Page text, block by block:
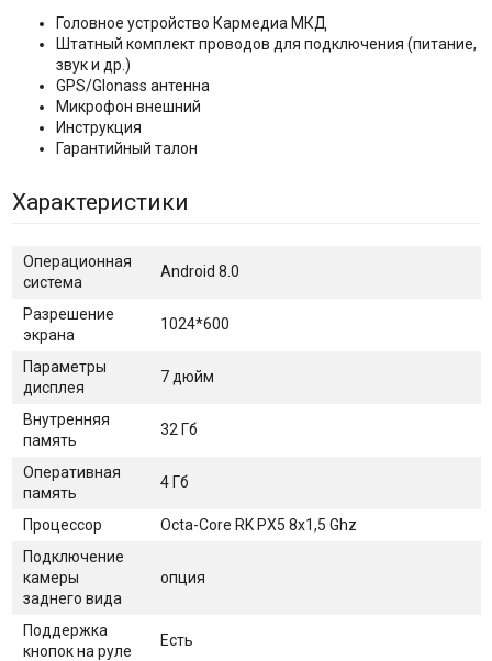
Головное устройство Кармедиа МКД
Штатный комплект проводов для подключения (питание,
звук и др.)
GPS/Glonass антенна
Микрофон внешний
Инструкция
Гарантийный талон
Характеристики
Операционная
система
Android 8.0
Разрешение
экрана
1024*600
Параметры
дисплея
7 дюйм
Внутренняя
память
32 Гб
Оперативная
память
4 Гб
Процессор
Octa-Core RK PX5 8x1,5 Ghz
Подключение
камеры
заднего вида
опция
Поддержка
кнопок на руле
Есть